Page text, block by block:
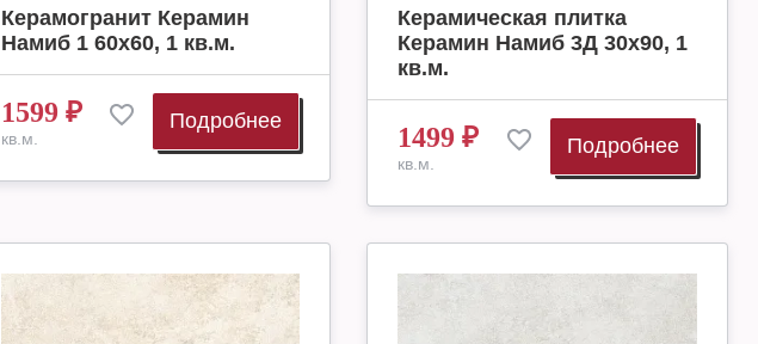
Керамогранит Керамин
Намиб 1 60х60, 1 кв.м.
1599₽
кв.м.
Подробнее
Керамическая плитка
Керамин Намиб 3Д 30х90, 1
кв.м.
1499 ₽
кв.м.
Подробнее